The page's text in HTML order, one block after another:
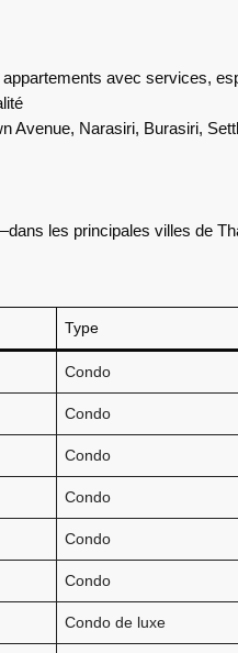
avec services,
Avenue, Narasiri, Burasiri,
les principales villes de
Type
Condo
Condo
Condo
Condo
Condo
Condo
Condo de luxe